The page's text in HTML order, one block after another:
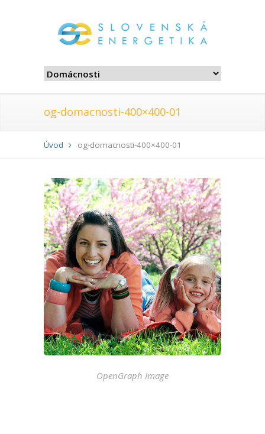
og-domacnosti-400×400-01
Úvod og-domacnosti-400×400-01
OpenGraph Image